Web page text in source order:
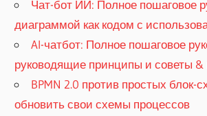
Чат-бот ИИ: Полное пошаговое
диаграммой как кодом с
AI-чатбот: Полное пошаговое
руководящие принципы и советы
BPMN 2.0 против простых блок-
обновить свои схемы процессов